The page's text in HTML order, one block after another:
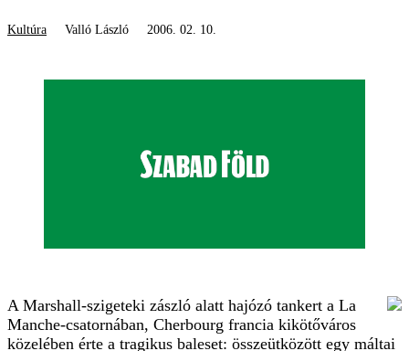
Kultúra Valló László 2006. 02. 10.
A Marshall-szigeteki zászló alatt hajózó tankert a La
Manche-csatornában, Cherbourg francia kikötőváros
közelében érte a tragikus baleset: összeütközött egy máltai